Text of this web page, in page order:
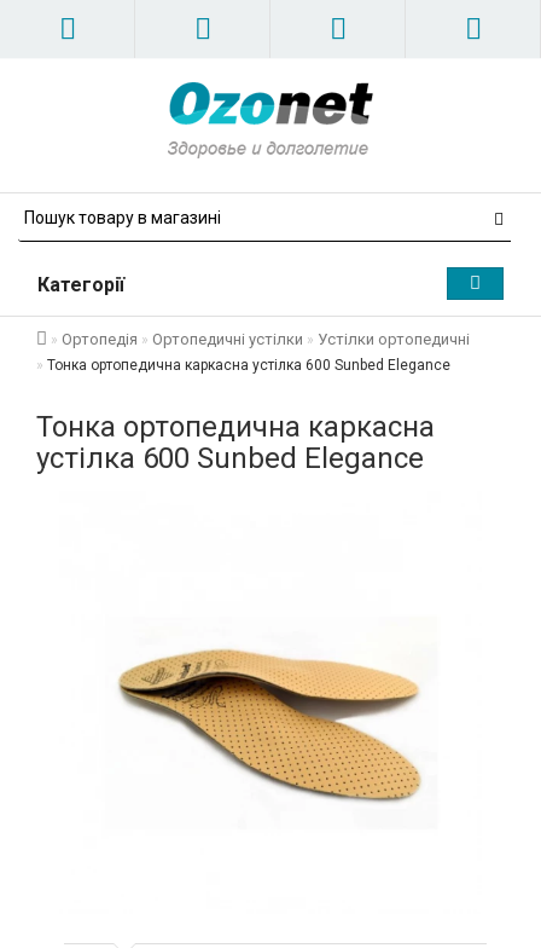
Категорії
Ортопедія Ортопедичні устілки Устілки ортопедичні
Тонка ортопедична каркасна устілка 600 Sunbed Elegance
Тонка ортопедична каркасна
устілка 600 Sunbed Elegance